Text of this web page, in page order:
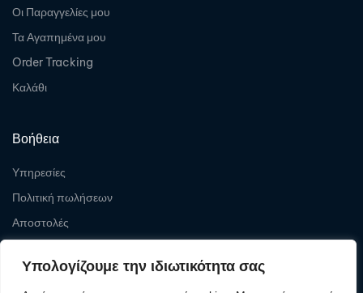
Υπολογίζουμε την ιδιωτικότητα σας
Οι Παραγγελίες μου
Τα Αγαπημένα μου
Order Tracking
Καλάθι
Βοήθεια
Υπηρεσίες
Πολιτική πωλήσεων
Αποστολές